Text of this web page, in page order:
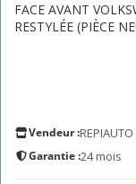
FACE AVANT
RESTYLÉE (PIÈCE
Vendeur :REPIAUTO
Garantie :24 mois